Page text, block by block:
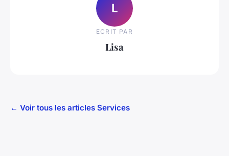
L
ECRIT PAR
Lisa
← Voir tous les articles Services